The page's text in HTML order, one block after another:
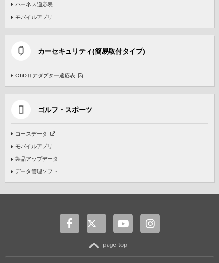
ハーネス適応表
モバイルアプリ
カーセキュリティ(簡易取付タイプ)
OBDⅡアダプター適応表
ゴルフ・スポーツ
コースデータ
モバイルアプリ
製品アップデータ
データ管理ソフト